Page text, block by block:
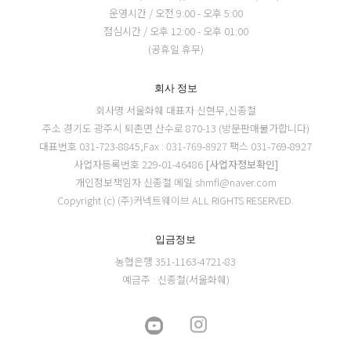
운영시간 / 오전 9:00 - 오후 5:00
점심시간 / 오후 12:00 - 오후 01:00
(공휴일 휴무)
회사 정보
회사명 서울화훼 대표자 신현무,신종철
주소 경기도 광주시 퇴촌면 산수로 870-13 (방문판매불가합니다)
대표번호 031-723-8845,Fax : 031-769-8927 팩스 031-769-8927
사업자등록번호 229-01-46486 [사업자정보확인]
개인정보책임자 신종철 메일 shmfl@naver.com
Copyright (c) (주)커넥트웨이브 ALL RIGHTS RESERVED.
입금정보
농협은행 351-1163-4721-83
예금주 : 신종철(서울화훼)